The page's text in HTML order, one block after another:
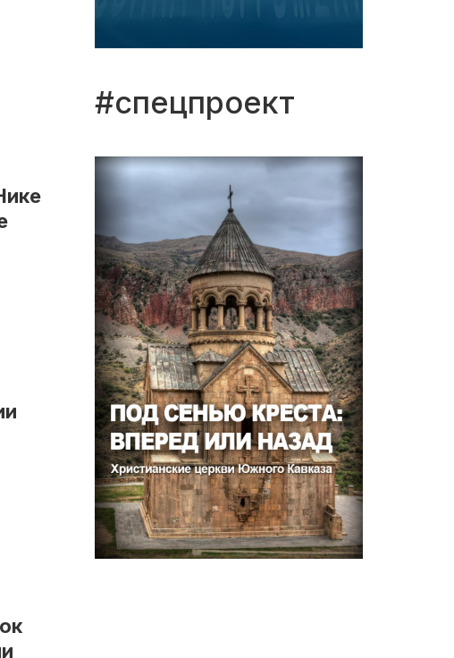
#спецпроект